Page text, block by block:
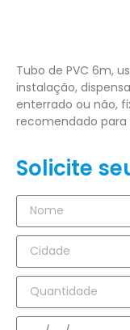
Tubo de PVC 6m,
instalação,
enterrado ou não,
recomendado para
Solicite